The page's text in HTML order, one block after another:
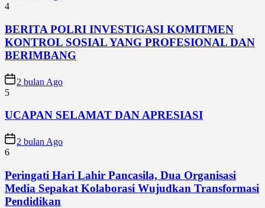
4
BERITA POLRI INVESTIGASI KOMITMEN
KONTROL SOSIAL YANG PROFESIONAL DAN
BERIMBANG
2 bulan Ago
5
UCAPAN SELAMAT DAN APRESIASI
2 bulan Ago
6
Peringati Hari Lahir Pancasila, Dua Organisasi
Media Sepakat Kolaborasi Wujudkan Transformasi
Pendidikan